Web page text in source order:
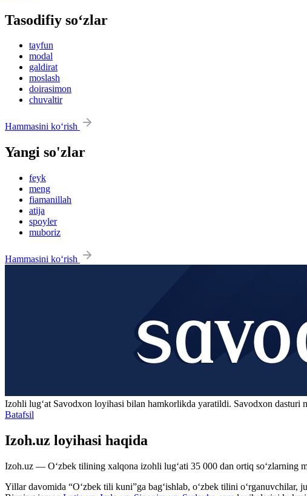
Tasodifiy so‘zlar
tayfun
modal
galdirat
moslash
doirasimon
chuvaltir
Hammasini ko‘rish
Yangi so'zlar
feyk
meng
fiamanillah
atija
spoyler
muboriz
Hammasini ko‘rish
Izohli lugʻat Savodxon loyihasi bilan hamkorlikda yaratildi. Savodxon dasturi
Batafsil
Izoh.uz loyihasi haqida
Izoh.uz — O‘zbek tilining xalqona izohli lug‘ati 35 000 dan ortiq so‘zlarning
Yillar davomida “O‘zbek tili kuni”ga bag‘ishlab, o‘zbek tilini